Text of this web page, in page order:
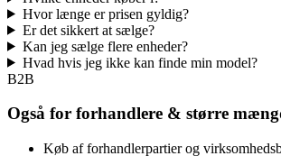
Hvor længe er prisen gyldig?
Er det sikkert at sælge?
Kan jeg sælge flere enheder?
Hvad hvis jeg ikke kan finde min model?
B2B
Også for forhandlere & større
Køb af forhandlerpartier og